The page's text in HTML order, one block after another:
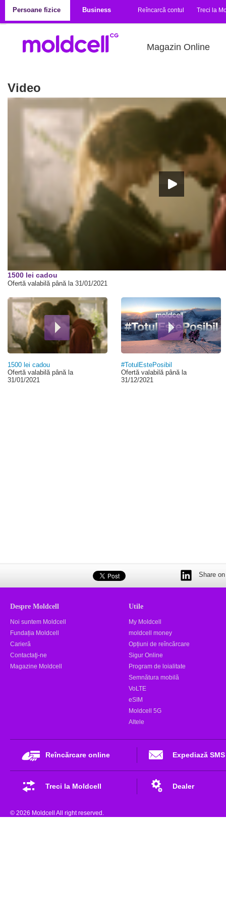
Persoane fizice
Business Reîncarcă contul Treci la
Magazin Online
Video
1500 lei cadou
Ofertă valabilă până la 31/01/2021
1500 lei cadou
Ofertă valabilă până la
31/01/2021
#TotulEstePosibil
Ofertă valabilă până la
31/12/2021
Share
Despre Moldcell
Noi suntem Moldcell
Fundația Moldcell
Carieră
Contactaţi-ne
Magazine Moldcell
Utile
My Moldcell
moldcell money
Opțiuni de reîncărcare
Sigur Online
Program de loialitate
Semnătura mobilă
VoLTE
eSIM
Moldcell 5G
Altele
Reîncărcare online Expediază SMS
Treci la Moldcell Dealer
© 2026 Moldcell All right reserved.